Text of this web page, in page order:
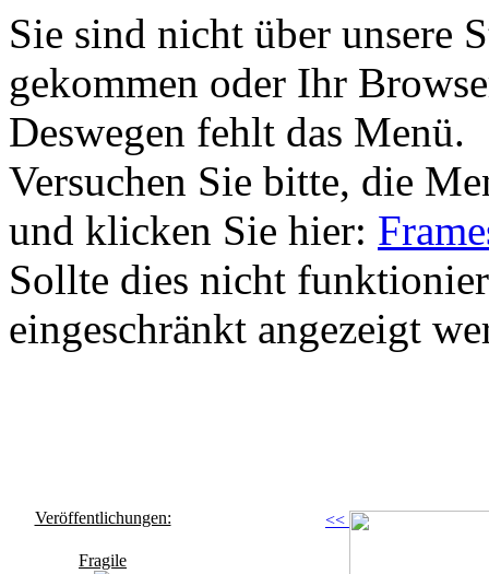
Sie sind nicht über unsere
gekommen oder Ihr
Deswegen fehlt das Menü.
Versuchen Sie bitte, die
und klicken Sie hier:
Sollte dies nicht
eingeschränkt angezeigt
Veröffentlichungen:
Fragile
<<